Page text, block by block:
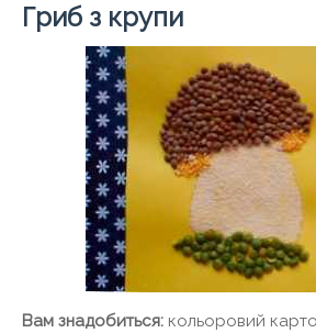
Гриб з крупи
Вам знадобиться: кольоровий